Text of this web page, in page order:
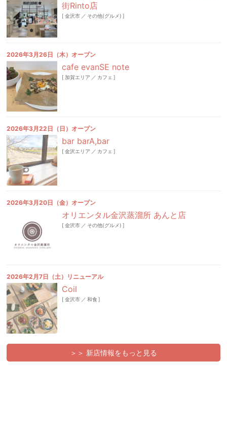
街Rinto店
[金沢市 ／ その他(グルメ) ]
2026年3月26日（木）オープン
cafe evanSE note
[ 加賀エリア ／ カフェ ]
2026年3月22日（日）オープン
bar barA,bar
[金沢エリア ／ カフェ ]
2026年3月20日（金）オープン
オリエンタル金沢蒸溜所 あんと店
[金沢市 ／ その他(グルメ) ]
2026年2月7日（土）リニューアル
Coil
[金沢市 ／ 和食]
＞＞ 新店情報をもっと見る